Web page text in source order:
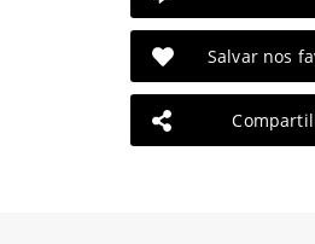
Salvar nos